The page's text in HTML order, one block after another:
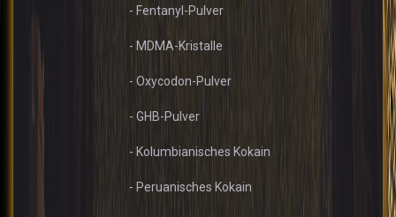
- Fentanyl-Pulver
- MDMA-Kristalle
- Oxycodon-Pulver
- GHB-Pulver
- Kolumbianisches Kokain
- Peruanisches Kokain